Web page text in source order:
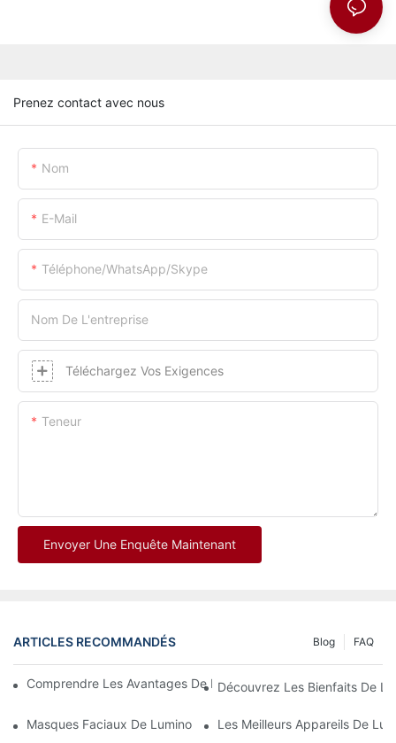
Prenez contact avec nous
Nom
E-Mail
Téléphone/WhatsApp/Skype
Nom De L'entreprise
Téléchargez Vos Exigences
Teneur
Envoyer Une Enquête Maintenant
ARTICLES RECOMMANDÉS FAQ
Blog
Comprendre Les Avantages De La Thérapie Par La Lumière
Découvrez Les Bienfaits De
Masques Faciaux De Luminothérapie Rouge : Un Examen
Les Meilleurs Appareils De